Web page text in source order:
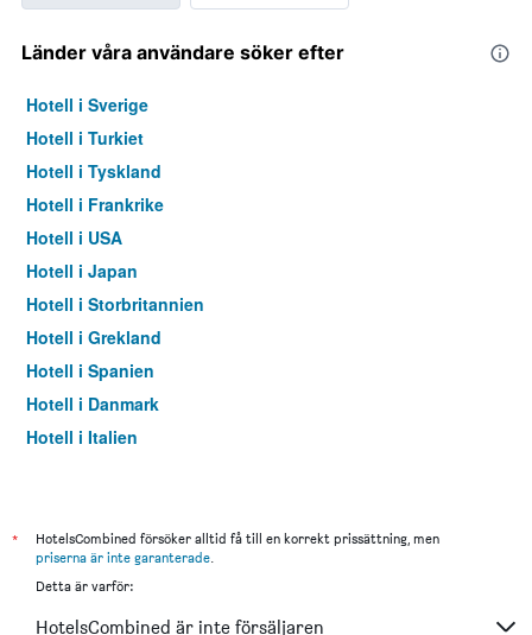
Länder våra användare söker efter
Hotell i Sverige
Hotell i Turkiet
Hotell i Tyskland
Hotell i Frankrike
Hotell i USA
Hotell i Japan
Hotell i Storbritannien
Hotell i Grekland
Hotell i Spanien
Hotell i Danmark
Hotell i Italien
*
HotelsCombined försöker alltid få till en korrekt prissättning, men
priserna är inte garanterade.
Detta är varför:
HotelsCombined är inte försäljaren